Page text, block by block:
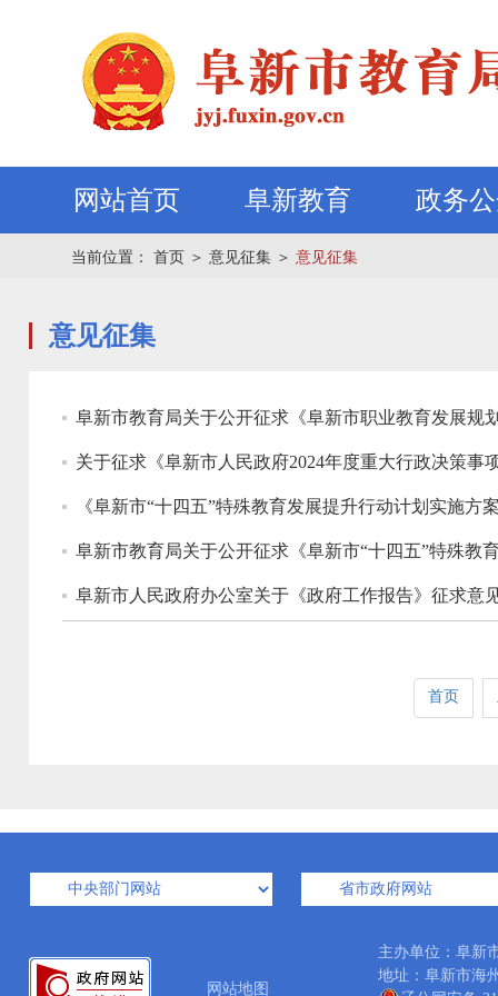
网站首页 阜新教育 政务
当前位置： 首页 ＞ 意见征集 ＞ 意见征集
意见征集
阜新市教育局关于公开征求《阜新市职业教育发展规
关于征求《阜新市人民政府2024年度重大行政决策
《阜新市“十四五”特殊教育发展提升行动计划实施方
阜新市教育局关于公开征求《阜新市“十四五”特殊教
阜新市人民政府办公室关于《政府工作报告》征求意
首页
网站地图
主办单位：阜
地址：阜新市